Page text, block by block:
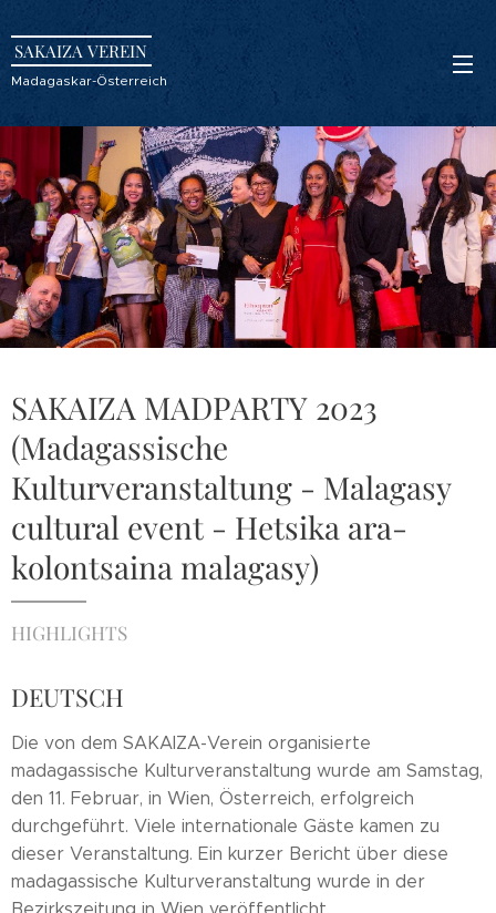
SAKAIZA VEREIN
Madagaskar-Österreich
SAKAIZA MADPARTY 2023
(Madagassische
Kulturveranstaltung - Malagasy
cultural event - Hetsika ara-
kolontsaina malagasy)
HIGHLIGHTS
DEUTSCH
Die von dem SAKAIZA-Verein organisierte
madagassische Kulturveranstaltung wurde am Samstag,
den 11. Februar, in Wien, Österreich, erfolgreich
durchgeführt. Viele internationale Gäste kamen zu
dieser Veranstaltung. Ein kurzer Bericht über diese
madagassische Kulturveranstaltung wurde in der